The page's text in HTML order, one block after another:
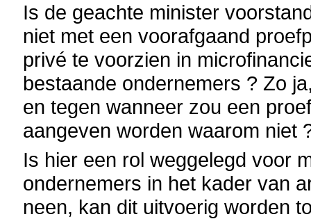
Is de geachte minister
niet met een voorafgaand
privé te voorzien in
bestaande ondernemers ? Zo
en tegen wanneer zou een
aangeven worden waarom niet
Is hier een rol weggelegd voor
ondernemers in het kader van
neen, kan dit uitvoerig worden